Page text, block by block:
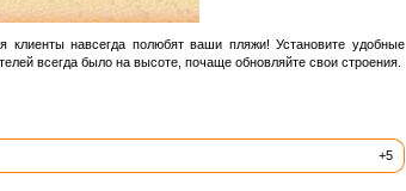
клиенты навсегда полюбят ваши пляжи! Установите удобные
всегда было на высоте, почаще обновляйте свои строения.
+5